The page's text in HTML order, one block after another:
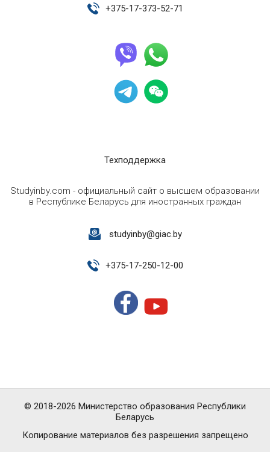
+375-17-373-52-71
Техподдержка
Studyinby.com - официальный сайт о высшем образовании
в Республике Беларусь для иностранных граждан
studyinby@giac.by
+375-17-250-12-00
Копирование материалов без разрешения запрещено
© 2018-2026 Министерство образования Республики
Беларусь